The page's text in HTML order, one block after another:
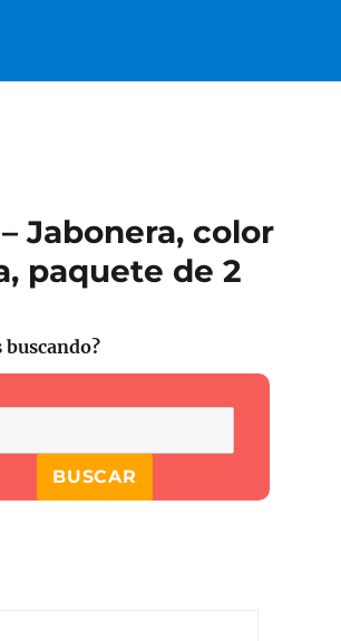
Jabonera, color
paquete de 2
buscando?